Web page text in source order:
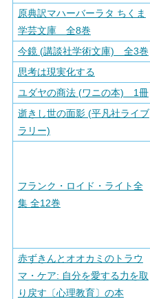
原典訳マハーバーラタ ちくま
学芸文庫 全8巻
今鏡 (講談社学術文庫) 全3巻
思考は現実化する
ユダヤの商法 (ワニの本) 1冊
逝きし世の面影 (平凡社ライブ
ラリー)
フランク・ロイド・ライト全
集 全12巻
赤ずきんとオオカミのトラウ
マ・ケア: 自分を愛する力を取
り戻す〔心理教育〕の本